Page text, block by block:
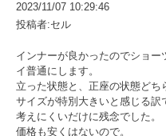
2023/11/07 10:29:46
投稿者:セル
インナーが良かったのでショ
イ普通にします。
立った状態と、正座の状態どち
サイズが特別大きいと感じる
考えにくいだけに残念でした。
価格も安くはないので。